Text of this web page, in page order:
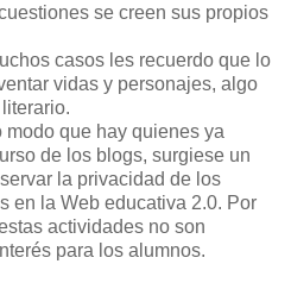
se creen sus propios
casos les recuerdo que lo
vidas y personajes, algo
modo que hay quienes ya
de los blogs, surgiese un
la privacidad de los
en la Web educativa 2.0. Por
actividades no son
para los alumnos.